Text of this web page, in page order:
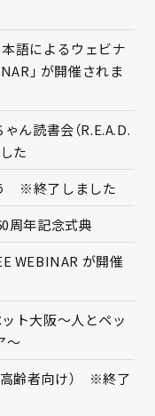
本語によるウェビナ
」 が開催されま
ん読書会（R.E.A.D.
した
※終了しました
周年記念式典
WEBINAR が開催
ット大阪～人とペッ
～
高齢者向け） ※終了